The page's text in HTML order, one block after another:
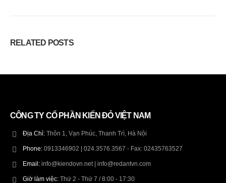
RELATED POSTS
CÔNG TY CỔ PHẦN KIẾN ĐỎ VIỆT NAM
Địa Chỉ: Thôn 1, Vạn Phúc, Thanh Trì, Hà Nội
Phone: 0913346902 | 024.3576.3567 - Fax: 02435763527
Email: info@kiendovn.net | info@redantvn.com
Giờ làm việc: Thứ 2 - Thứ 7 / 8:00 - 17:30